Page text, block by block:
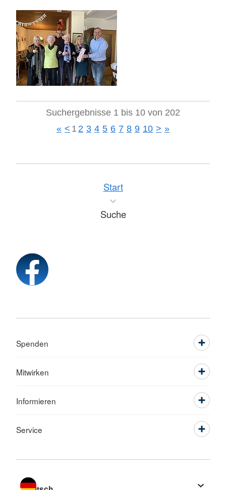
Suchergebnisse 1 bis 10 von 202
« < 1 2 3 4 5 6 7 8 9 10 > »
Start
Suche
Spenden
Mitwirken
Informieren
Service
Sprache wechseln zu